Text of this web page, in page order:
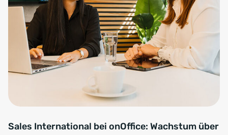
Sales International bei onOffice: Wachstum über